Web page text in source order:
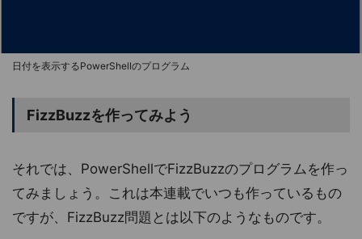
日付を表示するPowerShellのプログラム
FizzBuzzを作ってみよう
それでは、PowerShellでFizzBuzzのプログラムを作っ
てみましょう。これは本連載でいつも作っているもの
ですが、FizzBuzz問題とは以下のようなものです。